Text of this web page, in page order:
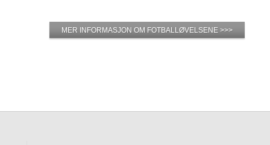
MER INFORMASJON OM FOTBALLØVELSENE >>>